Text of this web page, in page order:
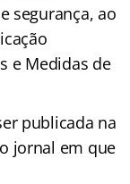
segurança, ao
e Medidas de
publicada na
jornal em que